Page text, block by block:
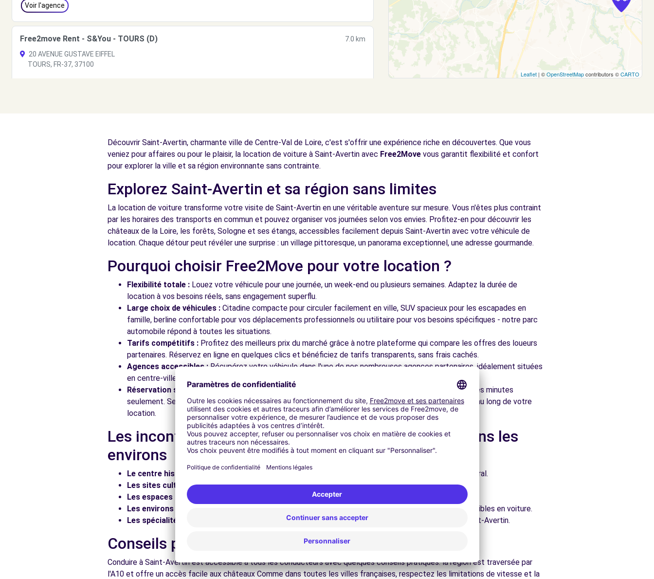
Voir l'agence
Free2move Rent - S&You - TOURS (D)
7.0 km
20 AVENUE GUSTAVE EIFFEL
TOURS, FR-37, 37100
Free2Move Rent - HEMERY AUTOMOBILE - MONTLOUIS-SUR-LOIRE (C)
MONTLOUIS-SUR-LOIRE, 37270
211 BOULEVARD DU GENERAL DE GAULLE
Free2move Rent - ABCIS TOURAINE BY AUTOSPHERE - ST CYR SUR LOIRE (P)
8.0 km
Free2Move Rent - AUTOMOBILES THIERRY MERIGOT - FONDETTES (C)
9.3 km
Free2Move Rent - GARAGE ROUVRE - TRUYES (C)
12.9 km
Leaflet | ©OpenStreetMapcontributors ©CARTO
Découvrir Saint-Avertin, charmante ville de Centre-Val de Loire, c'est s'offrir une expérience riche en découvertes. Que vous
veniez pour affaires ou pour le plaisir, la location de voiture à Saint-Avertin avec Free2Move vous garantit flexibilité et confort
pour explorer la ville et sa région environnante sans contrainte.
Explorez Saint-Avertin et sa région sans limites
La location de voiture transforme votre visite de Saint-Avertin en une véritable aventure sur mesure. Vous n'êtes plus contraint
par les horaires des transports en commun et pouvez organiser vos journées selon vos envies. Profitez-en pour découvrir les
châteaux de la Loire, les forêts, Sologne et ses étangs, accessibles facilement depuis Saint-Avertin avec votre véhicule de
location. Chaque détour peut révéler une surprise : un village pittoresque, un panorama exceptionnel, une adresse gourmande.
Pourquoi choisir Free2Move pour votre location ?
Flexibilité totale : Louez votre véhicule pour une journée, un week-end ou plusieurs semaines. Adaptez la durée de
location à vos besoins réels, sans engagement superflu.
Large choix de véhicules : Citadine compacte pour circuler facilement en ville, SUV spacieux pour les escapades en
famille, berline confortable pour vos déplacements professionnels ou utilitaire pour vos besoins spécifiques - notre parc
automobile répond à toutes les situations.
Tarifs compétitifs : Profitez des meilleurs prix du marché grâce à notre plateforme qui compare les offres des loueurs
partenaires. Réservez en ligne en quelques clics et bénéficiez de tarifs transparents, sans frais cachés.
Agences accessibles : Récupérez votre véhicule dans l'une de nos nombreuses agences partenaires, idéalement situées
en centre-ville, en gare ou près des aéroports pour faciliter le démarrage de votre séjour.
Réservation simplifiée :Notre plateforme intuitive vous permet de réserver votre véhicule en quelques minutes
seulement. Service client disponible pour répondre à toutes vos questions et vous accompagner tout au long de votre
location.
Les incontournables à découvrir à Saint-Avertin et dans les
environs
Le centre historique :
Flânez dans les ruelles du cœur de ville et découvrez son patrimoine architectural.
Les sites culturels :Visitez les musées et monuments qui font la richesse de Saint-Avertin.
Les espaces naturels :
Profitez des parcs et jardins pour une pause détente en pleine nature.
Les environs :
Explorez les châteaux de la Loire, les forêts, Sologne et ses étangs, facilement accessibles en voiture.
Les spécialités locales :
Découvrez la gastronomie régionale dans les restaurants et marchés de Saint-Avertin.
Conseils pratiques pour conduire à Saint-Avertin
Conduire à Saint-Avertin est accessible à tous les conducteurs avec quelques conseils pratiques. la région est traversée par
l'A10 et offre un accès facile aux châteaux Comme dans toutes les villes françaises, respectez les limitations de vitesse et la